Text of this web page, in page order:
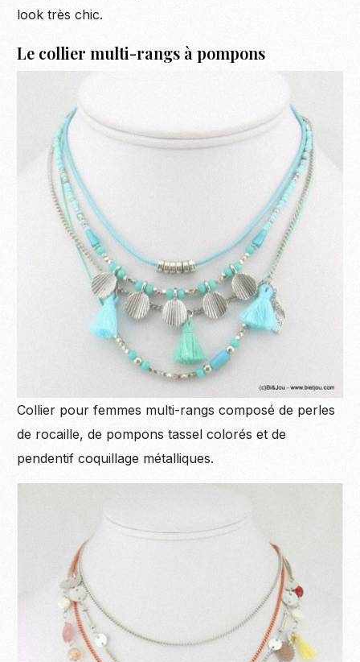
look très chic.
Le collier multi-rangs à pompons
Collier pour femmes multi-rangs composé de perles
de rocaille, de pompons tassel colorés et de
pendentif coquillage métalliques.